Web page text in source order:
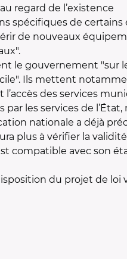
regard de l’existence
spécifiques de certains
de nouveaux
le gouvernement "sur
Ils mettent
des services
les services de
nationale a déjà
plus à vérifier la
compatible avec son
du projet de loi